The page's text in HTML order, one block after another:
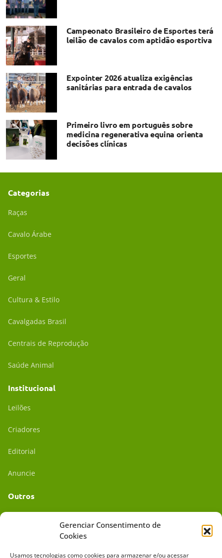
Gerenciar Consentimento de
Cookies
Usamos tecnologias como cookies para armazenar e/ou acessar
Campeonato Brasileiro de Esportes terá
leilão de cavalos com aptidão esportiva
Expointer 2026 atualiza exigências
sanitárias para entrada de cavalos
Primeiro livro em português sobre
medicina regenerativa equina orienta
decisões clínicas
Categorias
Raças
Cavalo Árabe
Esportes
Geral
Cultura & Estilo
Cavalgadas Brasil
Centrais de Reprodução
Saúde Animal
Institucional
Leilões
Criadores
Editorial
Anuncie
Outros